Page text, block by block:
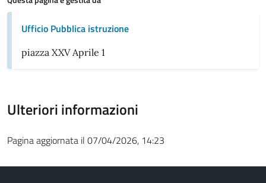
Ufficio Pubblica istruzione
piazza XXV Aprile 1
Ulteriori informazioni
Pagina aggiornata il 07/04/2026, 14:23